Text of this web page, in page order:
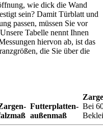
wie dick die Wand
sein? Damit Türblatt und
passen, müssen Sie vor
Tabelle nennt Ihnen
hiervon ab, ist das
die Sie über die
Futterplatten-
außenmaß
Bei